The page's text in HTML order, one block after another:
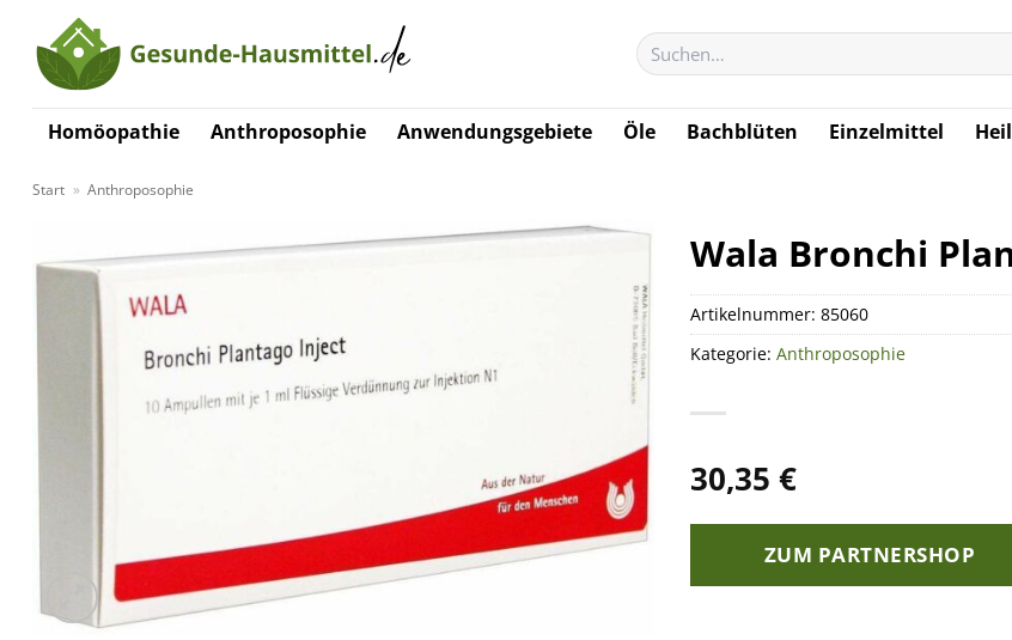
Inhalt
springen
Suchen
nach:
Homöopathie Anthroposophie Anwendungsgebiete Öle Bachblüten Einzelmittel
Start » Anthroposophie
Wala Bronchi
30,35 €
ZUM PARTNERSHOP
Artikelnummer: 85060
Kategorie: Anthroposophie